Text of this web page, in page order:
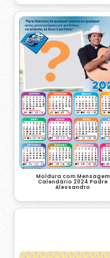
Moldura com Mensagem
Calendário 2024 Padre
Alessandro